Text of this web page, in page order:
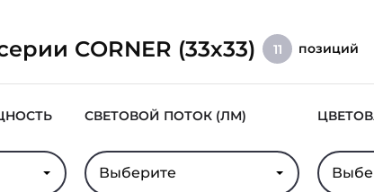
CORNER (33х33) 11 позиций
СВЕТОВОЙ ПОТОК (ЛМ)
Выберите